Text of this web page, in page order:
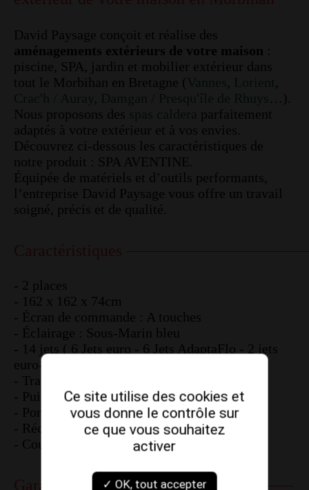
David Paysage conçoit et réalise des
aménagements extérieurs de votre maison
piscine, SPA, jardin et mobilier extérieur dans
tout le Morbihan en Bretagne ( Vannes, Lorient ,
Crac'h / Auray, Damgan / Presqu'île de Rhuys…).
Nous proposons des spas caldera parfaitement
adaptés à votre extérieur et à vos envies.
Découvrez ci-dessous les caractéristiques de
notre produit : SPA AVENTINE.
Équipée de matériels et d’outils performants,
l’entreprise David Paysage vous offre un travail
soigné, précis et de qualité.
- 2 places
- 162 x 162 x 74cm
- Écran de commande : A touches
- Éclairage : Sous-Marin bleu
- 14 jets ( 6 Jets euro - 6 Jets AdaptaFlo - 2 jets
euro-Pulse)
- Traitement d'eau : Brome
- Puissance électrique : 230 V / 16 ampères
- Pompe : 1 pompe double régime
- Réchauffeur : En titane ( 2 000 watts)
- Couverture isolante : inclus
Ce site utilise des cookies et
vous donne le contrôle sur
ce que vous souhaitez
activer
✓ OK, tout accepter